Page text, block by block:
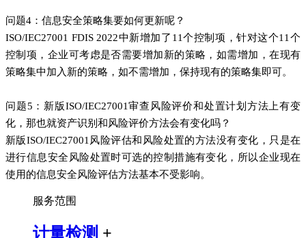
问题4：信息安全策略集要如何更新呢？
ISO/IEC27001 FDIS 2022中新增加了11个控制项，针对这个11个
控制项，企业可考虑是否需要增加新的策略，如需增加，在现有
策略集中加入新的策略，如不需增加，保持现有的策略集即可。
问题5：新版ISO/IEC27001审查风险评价和处置计划方法上有变
化，那也就资产识别和风险评价方法会有变化吗？
新版ISO/IEC27001风险评估和风险处置的方法没有变化，只是在
进行信息安全风险处置时可选的控制措施有变化，所以企业现在
使用的信息安全风险评估方法基本不受影响。
服务范围
计量检测 +